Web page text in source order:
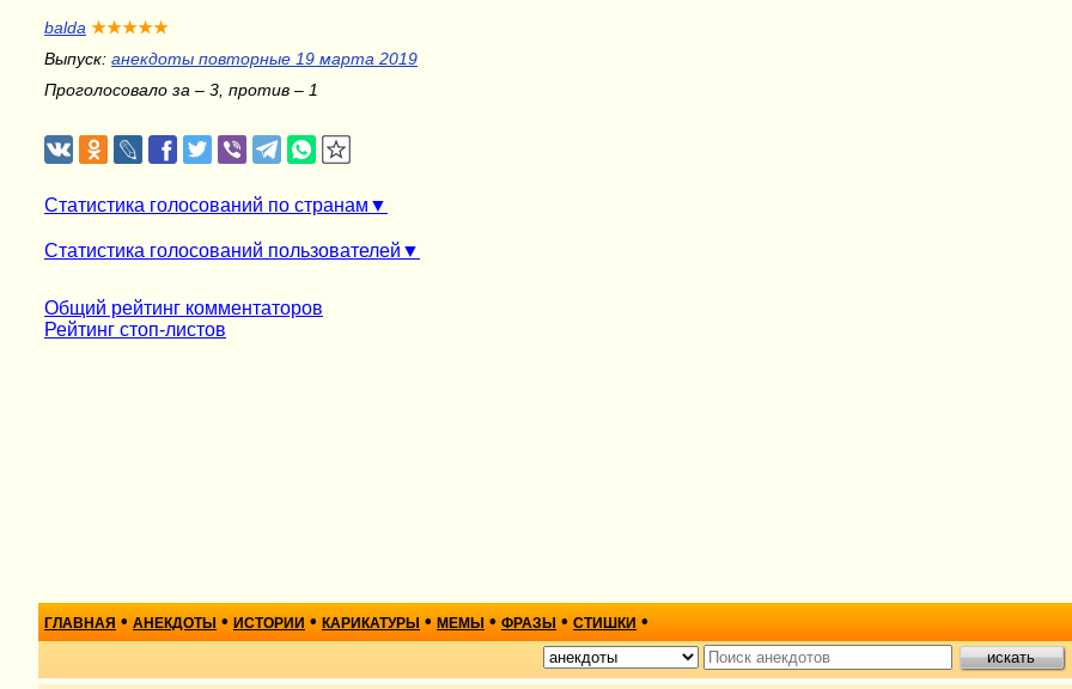
balda ★★★★★
Выпуск: анекдоты повторные 19 марта 2019
Проголосовало за – 3, против – 1
Статистика голосований по странам
Статистика голосований пользователей
Общий рейтинг комментаторов
Рейтинг стоп-листов
ГЛАВНАЯ • АНЕКДОТЫ • ИСТОРИИ • КАРИКАТУРЫ • МЕМЫ • ФРАЗЫ • СТИШКИ •